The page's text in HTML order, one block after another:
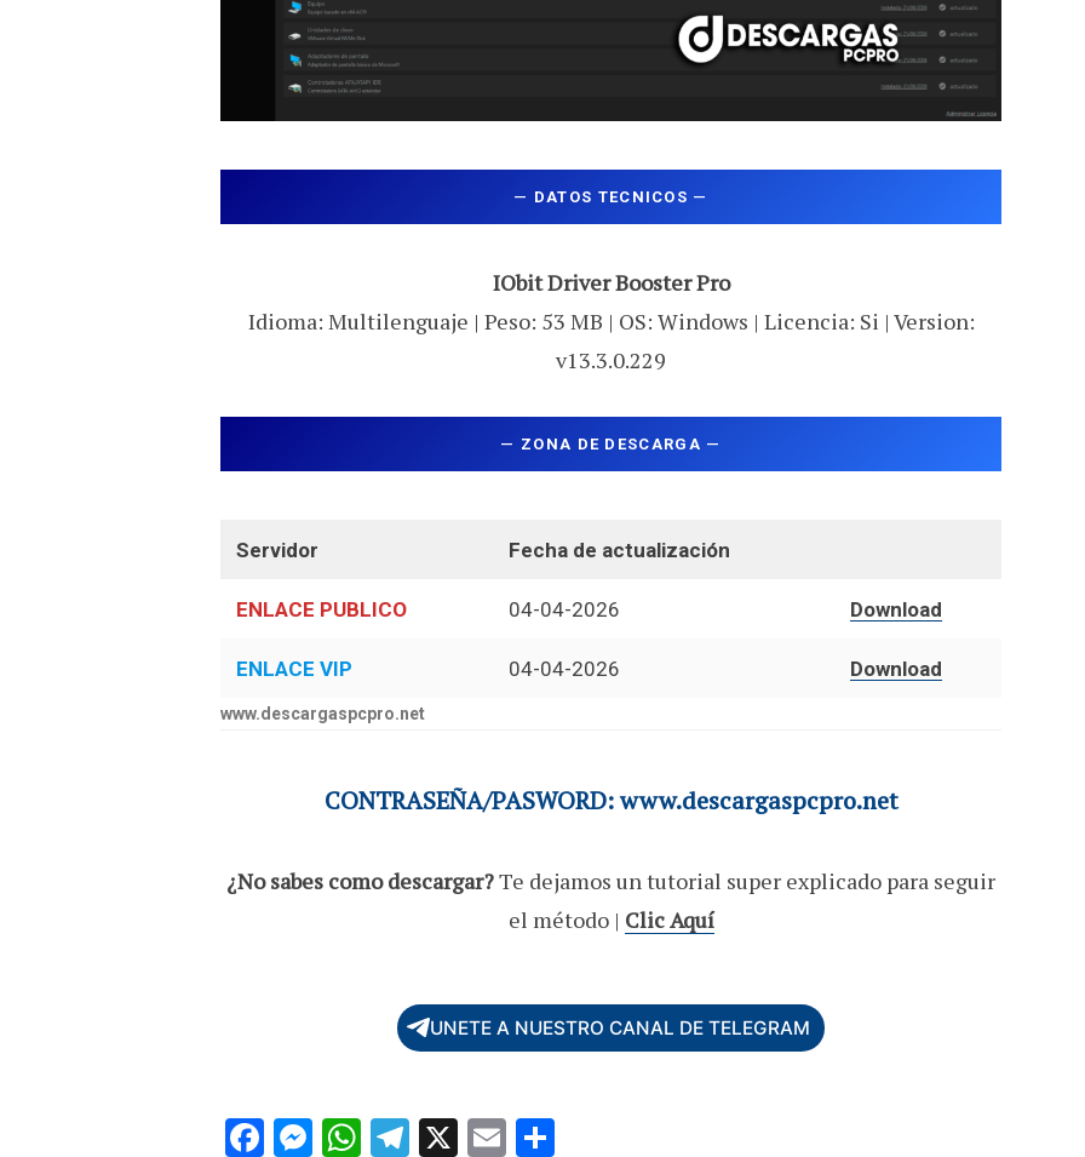
— DATOS TECNICOS —
IObit Driver Booster Pro
Idioma: Multilenguaje | Peso: 53 MB | OS: Windows | Licencia: Si | Version:
v13.3.0.229
— ZONA DE DESCARGA —
Servidor Fecha de actualización
ENLACE PUBLICO 04-04-2026 Download
ENLACE VIP 04-04-2026 Download
www.descargaspcpro.net
CONTRASEÑA/PASWORD: www.descargaspcpro.net
¿No sabes como descargar?Te dejamos un tutorial super explicado para seguir
el método | Clic Aquí
UNETE A NUESTRO CANAL DE TELEGRAM
F M W T X E C